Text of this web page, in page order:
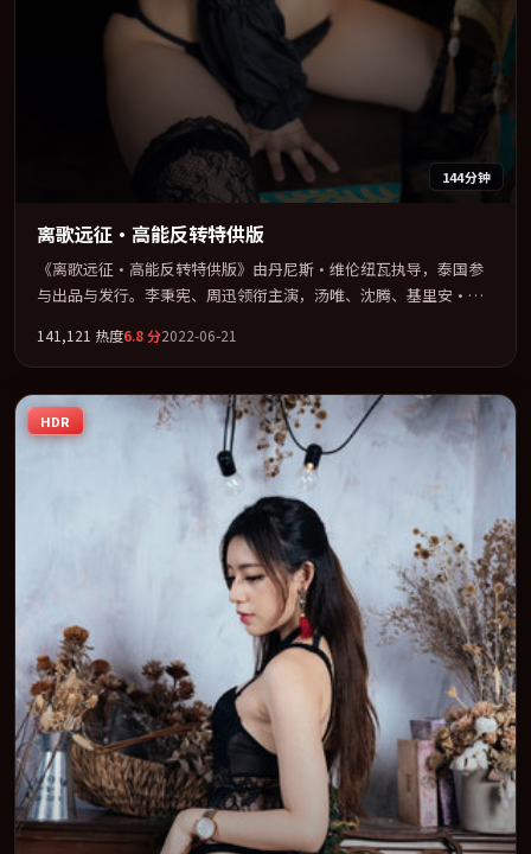
144分钟
离歌远征·高能反转特供版
《离歌远征·高能反转特供版》由丹尼斯·维伦纽瓦执导，泰国参
与出品与发行。李秉宪、周迅领衔主演，汤唯、沈腾、基里安·墨
片以「爱情」类型为骨架，在叙事、表演与视听上力求统一。定于
2022-12-01 在内地院线及主流平台同步亮相，2022 年度话题片中口
碑稳健，适合喜欢强情节与人物弧光的观众完整观看。
141,121 热度6.8分2022-06-21
HDR